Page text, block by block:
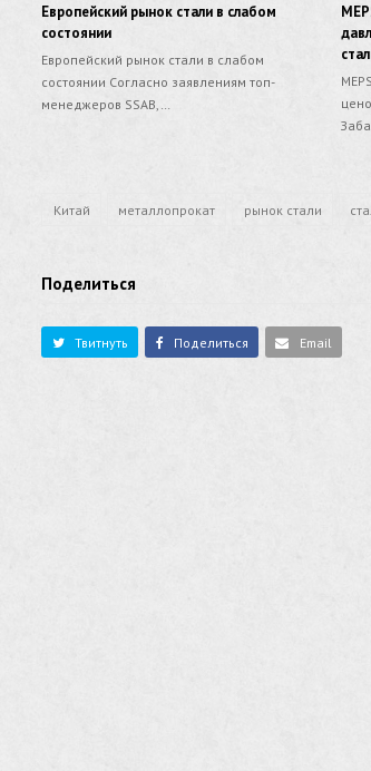
Европейский рынок стали в слабом
состоянии
Европейский рынок стали в слабом
состоянии Согласно заявлениям топ-
менеджеров SSAB,…
Китай металлопрокат рынок стали
Поделиться
Твитнуть Поделиться Email